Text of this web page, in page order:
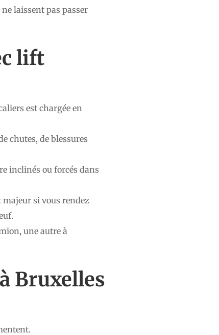
laissent pas passer
lift
est chargée en
chutes, de blessures
inclinés ou forcés dans
majeur si vous rendez
une autre à
Bruxelles